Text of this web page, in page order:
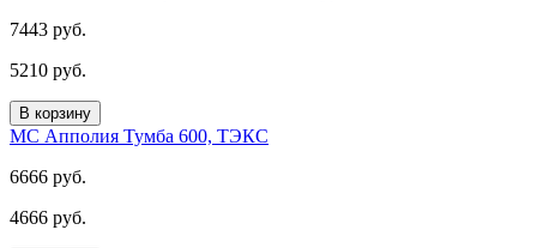
7443 руб.
5210 руб.
В корзину
МС Апполия Тумба 600, ТЭКС
6666 руб.
4666 руб.